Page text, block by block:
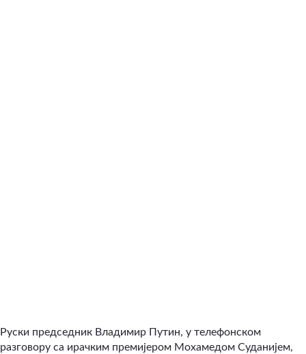
Руски председник Владимир Путин, у телефонском
разговору са ирачким премијером Мохамедом Суданијем,